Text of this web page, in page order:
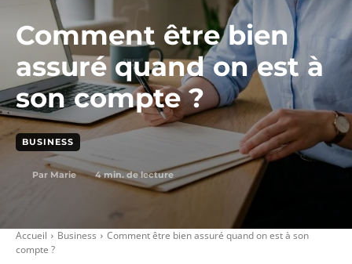
Comment être bien
assuré quand on est à
son compte ?
BUSINESS
Par Marie 4min. de lecture
Accueil Business
Comment être bien assuré quand on est à son
compte ?